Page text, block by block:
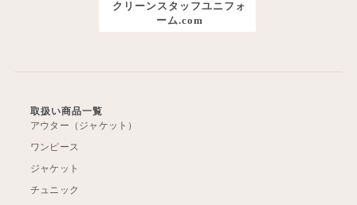
クリーンスタッフユニフォ
ーム.com
取扱い商品一覧
アウター（ジャケット）
ワンピース
ジャケット
チュニック